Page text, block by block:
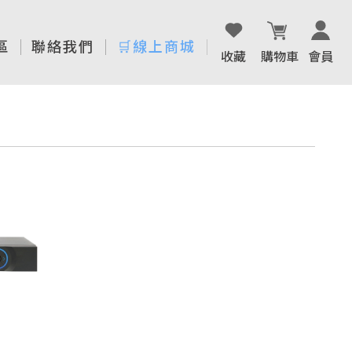
聯絡我們 🛒線上商城 收藏 購物車 會員